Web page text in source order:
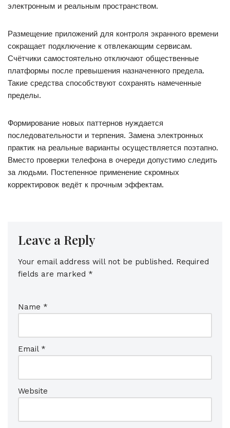
электронным и реальным пространством.
Размещение приложений для контроля экранного времени
сокращает подключение к отвлекающим сервисам.
Счётчики самостоятельно отключают общественные
платформы после превышения назначенного предела.
Такие средства способствуют сохранять намеченные
пределы.
Формирование новых паттернов нуждается
последовательности и терпения. Замена электронных
практик на реальные варианты осуществляется поэтапно.
Вместо проверки телефона в очереди допустимо следить
за людьми. Постепенное применение скромных
корректировок ведёт к прочным эффектам.
Leave a Reply
Your email address will not be published. Required
fields are marked *
Name *
Email *
Website